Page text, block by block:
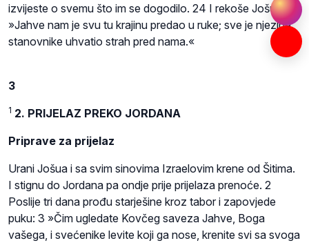
izvijeste o svemu što im se dogodilo. 24 I rekoše Jošui:
»Jahve nam je svu tu krajinu predao u ruke; sve je njezine
stanovnike uhvatio strah pred nama.«
3
1 2. PRIJELAZ PREKO JORDANA
Priprave za prijelaz
Urani Jošua i sa svim sinovima Izraelovim krene od Šitima.
I stignu do Jordana pa ondje prije prijelaza prenoće. 2
Poslije tri dana prođu starješine kroz tabor i zapovjede
puku: 3 »Čim ugledate Kovčeg saveza Jahve, Boga
vašega, i svećenike levite koji ga nose, krenite svi sa svoga